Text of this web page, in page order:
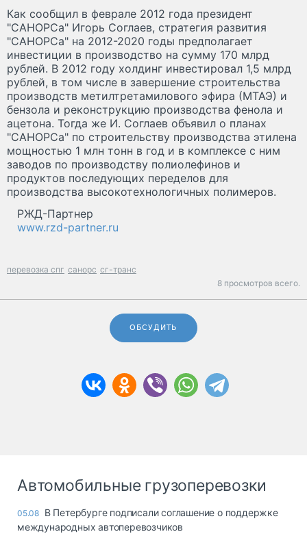
Как сообщил в феврале 2012 года президент
"САНОРСа" Игорь Соглаев, стратегия развития
"САНОРСа" на 2012-2020 годы предполагает
инвестиции в производство на сумму 170 млрд
рублей. В 2012 году холдинг инвестировал 1,5 млрд
рублей, в том числе в завершение строительства
производств метилтретамилового эфира (МТАЭ) и
бензола и реконструкцию производства фенола и
ацетона. Тогда же И. Соглаев объявил о планах
"САНОРСа" по строительству производства этилена
мощностью 1 млн тонн в год и в комплексе с ним
заводов по производству полиолефинов и
продуктов последующих переделов для
производства высокотехнологичных полимеров.
РЖД-Партнер
www.rzd-partner.ru
перевозка спг санорс сг-транс
8 просмотров всего.
ОБСУДИТЬ
Автомобильные грузоперевозки
05.08 В Петербурге подписали соглашение о поддержке
международных автоперевозчиков